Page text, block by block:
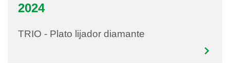
2024
TRIO - Plato lijador diamante